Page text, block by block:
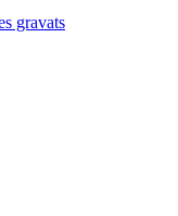
gravats